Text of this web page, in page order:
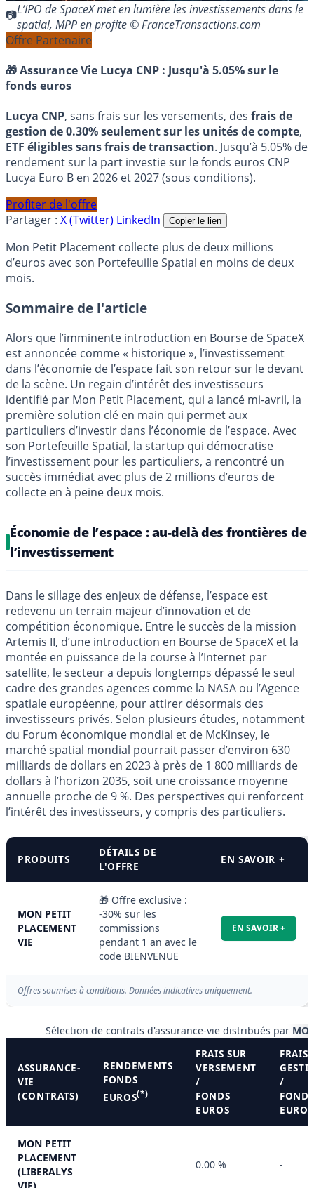
L’IPO de SpaceX met en lumière les investissements dans le
spatial, MPP en profite © FranceTransactions.com
Offre Partenaire
🎁 Assurance Vie Lucya CNP : Jusqu'à 5.05% sur le
fonds euros
Lucya CNP, sans frais sur les versements, des frais de
gestion de 0.30% seulement sur les unités de compte,
ETF éligibles sans frais de transaction. Jusqu’à 5.05% de
rendement sur la part investie sur le fonds euros CNP
Lucya Euro B en 2026 et 2027 (sous conditions).
Profiter de l'offre
Partager : X (Twitter) LinkedIn Copier le lien
Mon Petit Placement collecte plus de deux millions
d’euros avec son Portefeuille Spatial en moins de deux
mois.
Sommaire de l'article
Alors que l’imminente introduction en Bourse de SpaceX
est annoncée comme « historique », l’investissement
dans l’économie de l’espace fait son retour sur le devant
de la scène. Un regain d’intérêt des investisseurs
identifié par Mon Petit Placement, qui a lancé mi-avril, la
première solution clé en main qui permet aux
particuliers d’investir dans l’économie de l’espace. Avec
son Portefeuille Spatial, la startup qui démocratise
l’investissement pour les particuliers, a rencontré un
succès immédiat avec plus de 2 millions d’euros de
collecte en à peine deux mois.
Économie de l’espace : au-delà des frontières de
l’investissement
Dans le sillage des enjeux de défense, l’espace est
redevenu un terrain majeur d’innovation et de
compétition économique. Entre le succès de la mission
Artemis II, d’une introduction en Bourse de SpaceX et la
montée en puissance de la course à l’Internet par
satellite, le secteur a depuis longtemps dépassé le seul
cadre des grandes agences comme la NASA ou l’Agence
spatiale européenne, pour attirer désormais des
investisseurs privés. Selon plusieurs études, notamment
du Forum économique mondial et de McKinsey, le
marché spatial mondial pourrait passer d’environ 630
milliards de dollars en 2023 à près de 1 800 milliards de
dollars à l’horizon 2035, soit une croissance moyenne
annuelle proche de 9 %. Des perspectives qui renforcent
l’intérêt des investisseurs, y compris des particuliers.
PRODUITS
DÉTAILS DE
L'OFFRE
EN SAVOIR +
MON PETIT
PLACEMENT
VIE
🎁 Offre exclusive :
-30% sur les
commissions
pendant 1 an avec le
code BIENVENUE
EN SAVOIR +
Offres soumises à conditions. Données indicatives uniquement.
Sélection de contrats d'assurance-vie distribués par
ASSURANCE-
VIE
(CONTRATS)
RENDEMENTS
FONDS
EUROS(*)
FRAIS SUR
VERSEMENT
/
FONDS
EUROS
FRAIS
/
FONDS
EUROS
MON PETIT
PLACEMENT
(LIBERALYS
0.00 % -